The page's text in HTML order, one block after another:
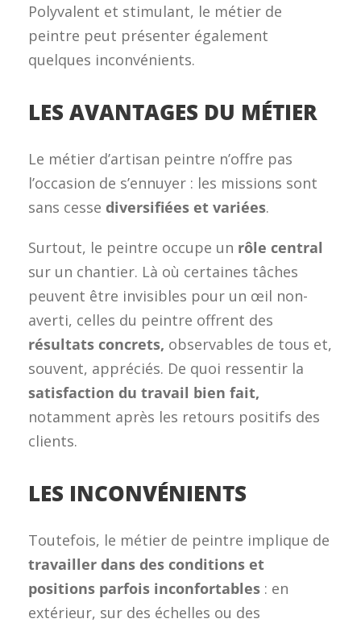
Polyvalent et stimulant, le métier de
peintre peut présenter également
quelques inconvénients.
LES AVANTAGES DU MÉTIER
Le métier d’artisan peintre n’offre pas
l’occasion de s’ennuyer : les missions sont
sans cesse diversifiées et variées.
Surtout, le peintre occupe un rôle central
sur un chantier. Là où certaines tâches
peuvent être invisibles pour un œil non-
averti, celles du peintre offrent des
résultats concrets, observables de tous et,
souvent, appréciés. De quoi ressentir la
satisfaction du travail bien fait,
notamment après les retours positifs des
clients.
LES INCONVÉNIENTS
Toutefois, le métier de peintre implique de
travailler dans des conditions et
positions parfois inconfortables : en
extérieur, sur des échelles ou des